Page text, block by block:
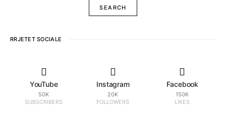
RRJETET SOCIALE
YouTube
50K
SUBSCRIBERS
Instagram
20K
FOLLOWERS
Facebook
150K
LIKES